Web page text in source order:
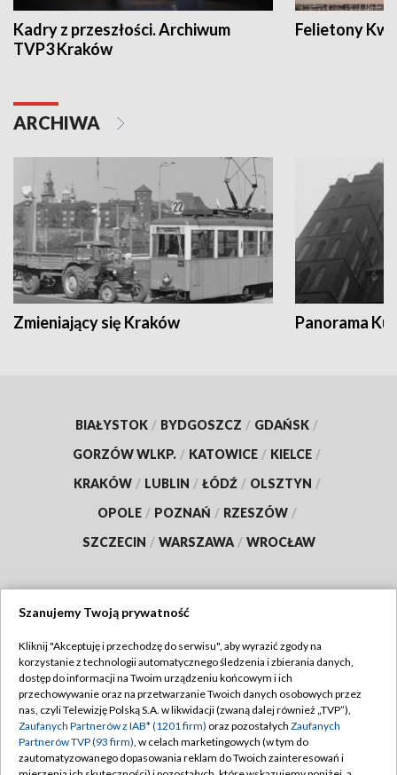
Kadry z przeszłości. Archiwum
TVP3 Kraków
Felietony
ARCHIWA
Zmieniający się Kraków Panorama
BIAŁYSTOK / BYDGOSZCZ / GDAŃSK /
GORZÓW WLKP. / KATOWICE / KIELCE /
KRAKÓW / LUBLIN / ŁÓDŹ / OLSZTYN /
OPOLE / POZNAŃ / RZESZÓW /
SZCZECIN / WARSZAWA / WROCŁAW
TVP
Abonament TVP
Emisja w TVP
Centrum informacji TVP
Regulamin TVP
Polityka prywatności
Moje zgody
Szanujemy Twoją prywatność
Kliknij "Akceptuję i przechodzę do serwisu", aby wyrazić zgody na
korzystanie z technologii automatycznego śledzenia i zbierania danych,
dostęp do informacji na Twoim urządzeniu końcowym i ich
przechowywanie oraz na przetwarzanie Twoich danych osobowych przez
nas, czyli Telewizję Polską S.A. w likwidacji (zwaną dalej również „TVP”),
Zaufanych Partnerów z IAB* (1201 firm) oraz pozostałych Zaufanych
Partnerów TVP (93 firm), w celach marketingowych (w tym do
zautomatyzowanego dopasowania reklam do Twoich zainteresowań i